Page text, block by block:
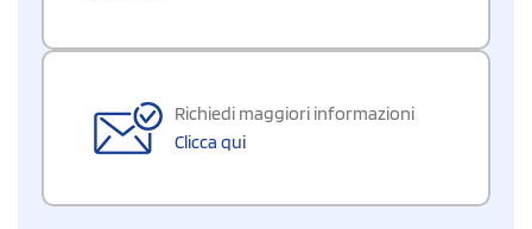
Richiedi maggiori informazioni
Clicca qui